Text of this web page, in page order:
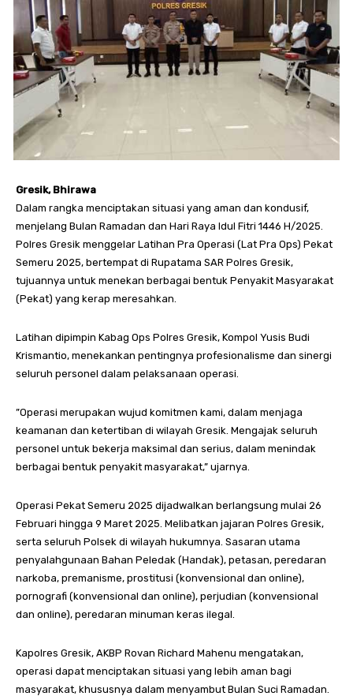
Gresik, Bhirawa
Dalam rangka menciptakan situasi yang aman dan kondusif,
menjelang Bulan Ramadan dan Hari Raya Idul Fitri 1446 H/2025.
Polres Gresik menggelar Latihan Pra Operasi (Lat Pra Ops) Pekat
Semeru 2025, bertempat di Rupatama SAR Polres Gresik,
tujuannya untuk menekan berbagai bentuk Penyakit Masyarakat
(Pekat) yang kerap meresahkan.
Latihan dipimpin Kabag Ops Polres Gresik, Kompol Yusis Budi
Krismantio, menekankan pentingnya profesionalisme dan sinergi
seluruh personel dalam pelaksanaan operasi.
”Operasi merupakan wujud komitmen kami, dalam menjaga
keamanan dan ketertiban di wilayah Gresik. Mengajak seluruh
personel untuk bekerja maksimal dan serius, dalam menindak
berbagai bentuk penyakit masyarakat,” ujarnya.
Operasi Pekat Semeru 2025 dijadwalkan berlangsung mulai 26
Februari hingga 9 Maret 2025. Melibatkan jajaran Polres Gresik,
serta seluruh Polsek di wilayah hukumnya. Sasaran utama
penyalahgunaan Bahan Peledak (Handak), petasan, peredaran
narkoba, premanisme, prostitusi (konvensional dan online),
pornografi (konvensional dan online), perjudian (konvensional
dan online), peredaran minuman keras ilegal.
Kapolres Gresik, AKBP Rovan Richard Mahenu mengatakan,
operasi dapat menciptakan situasi yang lebih aman bagi
masyarakat, khususnya dalam menyambut Bulan Suci Ramadan.